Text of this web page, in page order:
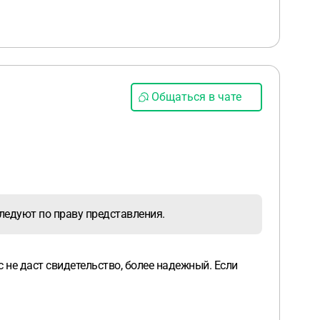
Общаться в чате
по праву представления.
даст свидетельство, более надежный. Если